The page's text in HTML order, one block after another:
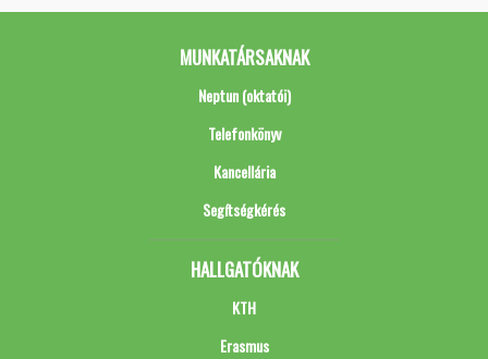
MUNKATÁRSAKNAK
Neptun (oktatói)
Telefonkönyv
Kancellária
Segítségkérés
HALLGATÓKNAK
KTH
Erasmus